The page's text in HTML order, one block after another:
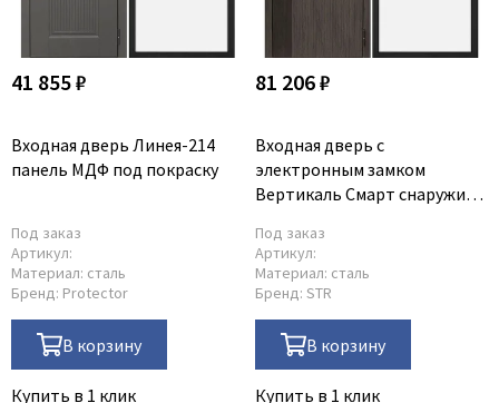
41 855 ₽
Входная дверь Линея-214
панель МДФ под покраску
Под заказ
Артикул:
Материал: сталь
Бренд: Protector
В корзину
Купить в 1 клик
81 206 ₽
Входная дверь с
электронным замком
Вертикаль Смарт снаружи
морёный внутри панель под
покраску
Под заказ
Артикул:
Материал: сталь
Бренд: STR
В корзину
Купить в 1 клик